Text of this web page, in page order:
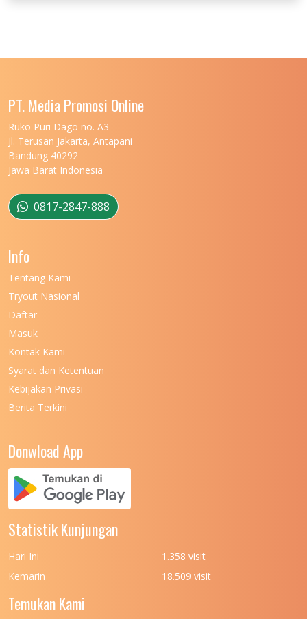
PT. Media Promosi Online
Ruko Puri Dago no. A3
Jl. Terusan Jakarta, Antapani
Bandung 40292
Jawa Barat Indonesia
0817-2847-888
Info
Tentang Kami
Tryout Nasional
Daftar
Masuk
Kontak Kami
Syarat dan Ketentuan
Kebijakan Privasi
Berita Terkini
Donwload App
Statistik Kunjungan
Hari Ini
1.358 visit
Kemarin
18.509 visit
Temukan Kami